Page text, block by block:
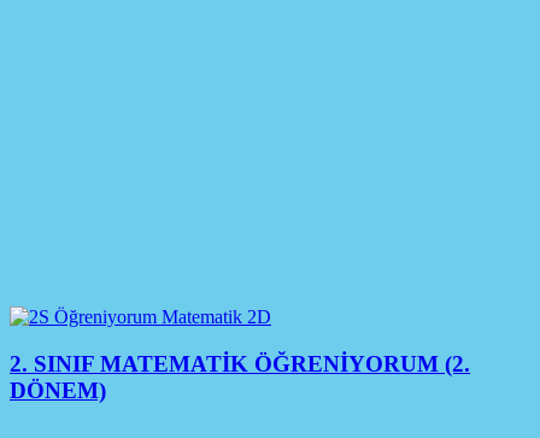
2. SINIF MATEMATİK ÖĞRENİYORUM (2.
DÖNEM)